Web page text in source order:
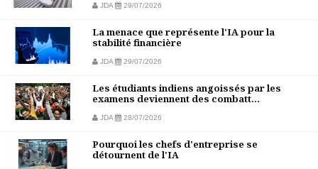
JDA 29/07/2026
La menace que représente l'IA pour la
stabilité financière
JDA 29/07/2026
Les étudiants indiens angoissés par les
examens deviennent des combatt...
JDA 28/07/2026
Pourquoi les chefs d'entreprise se
détournent de l'IA